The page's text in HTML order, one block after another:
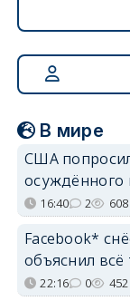
В мире
США
осуждённого
16:40 2 608
Facebook*
объяснил
22:16 0 452